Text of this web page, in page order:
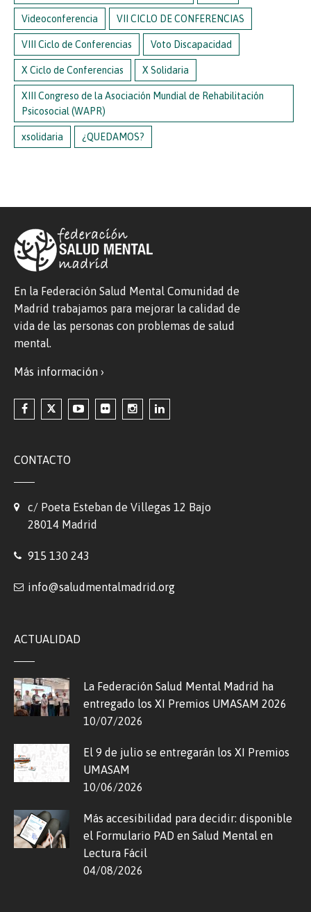
Videoconferencia VII CICLO DE CONFERENCIAS
VIII Ciclo de Conferencias Voto Discapacidad
X Ciclo de Conferencias X Solidaria
XIII Congreso de la Asociación Mundial de Rehabilitación
Psicosocial (WAPR)
xsolidaria ¿QUEDAMOS?
En la Federación Salud Mental Comunidad de
Madrid trabajamos para mejorar la calidad de
vida de las personas con problemas de salud
mental.
Más información ›
CONTACTO
c/ Poeta Esteban de Villegas 12 Bajo
28014 Madrid
915 130 243
info@saludmentalmadrid.org
ACTUALIDAD
La Federación Salud Mental Madrid ha
entregado los XI Premios UMASAM 2026
10/07/2026
El 9 de julio se entregarán los XI Premios
UMASAM
10/06/2026
Más accesibilidad para decidir: disponible
el Formulario PAD en Salud Mental en
Lectura Fácil
04/08/2026